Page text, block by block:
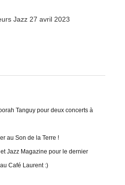
Jazz 27 avril 2023
Tanguy pour deux concerts à
au Son de la Terre !
Jazz Magazine pour le dernier
Café Laurent :)